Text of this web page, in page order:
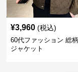
¥3,960 (税込)
60代ファッション 総
ジャケット